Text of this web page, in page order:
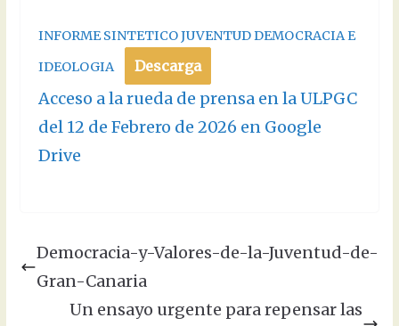
INFORME SINTETICO JUVENTUD DEMOCRACIA E
IDEOLOGIA
Descarga
Acceso a la rueda de prensa en la ULPGC
del 12 de Febrero de 2026 en Google
Drive
Democracia-y-Valores-de-la-Juventud-de-
Gran-Canaria
Un ensayo urgente para repensar las